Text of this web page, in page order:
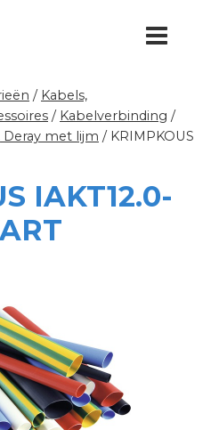
/ Kabels,
/ Kabelverbinding /
Deray met lijm / KRIMPKOUS
IAKT12.0-